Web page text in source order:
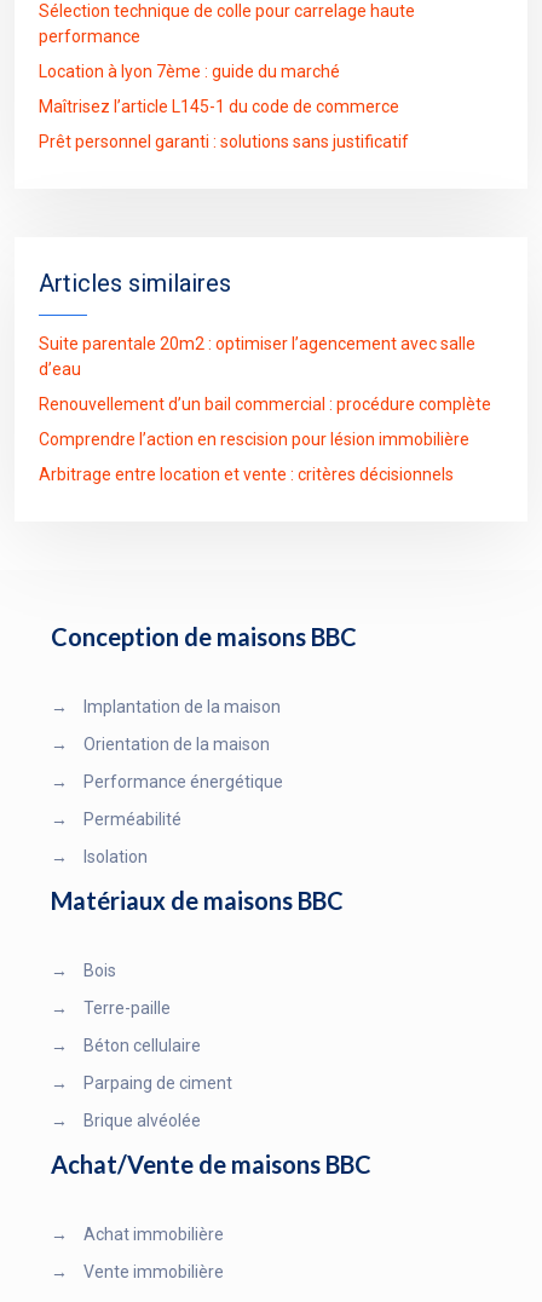
Sélection technique de colle pour carrelage haute
performance
Location à lyon 7ème : guide du marché
Maîtrisez l’article L145-1 du code de commerce
Prêt personnel garanti : solutions sans justificatif
Articles similaires
Suite parentale 20m2 : optimiser l’agencement avec salle
d’eau
Renouvellement d’un bail commercial : procédure complète
Comprendre l’action en rescision pour lésion immobilière
Arbitrage entre location et vente : critères décisionnels
Conception de maisons BBC
→
Implantation de la maison
→
Orientation de la maison
→
Performance énergétique
→
Perméabilité
→
Isolation
Matériaux de maisons BBC
→
Bois
→
Terre-paille
→
Béton cellulaire
→
Parpaing de ciment
→
Brique alvéolée
Achat/Vente de maisons BBC
→
Achat immobilière
→
Vente immobilière